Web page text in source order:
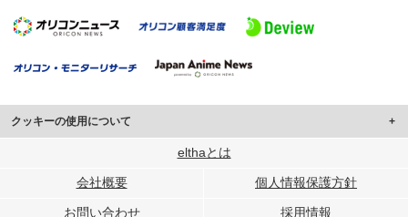
クッキーの使用について
このサイトでは Cookie を使用して、ユーザーに合わせたコンテンツや広告の
行っています。
メディアや広告配信、データ解析の各パートナーに提供しています。
elthaとは
会社概要 個人情報保護方針
お問い合わせ 採用情報